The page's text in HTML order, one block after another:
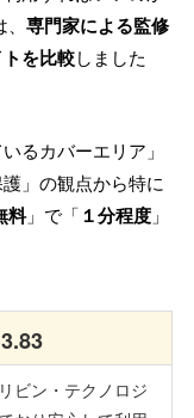
専門家による監修
を比較しました
るカバーエリア」
」の観点から特に
料」で「 １分程度 」